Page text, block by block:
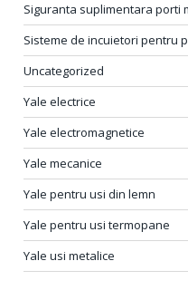
Siguranta suplimentara porti
Sisteme de incuietori pentru
Uncategorized
Yale electrice
Yale electromagnetice
Yale mecanice
Yale pentru usi din lemn
Yale pentru usi termopane
Yale usi metalice